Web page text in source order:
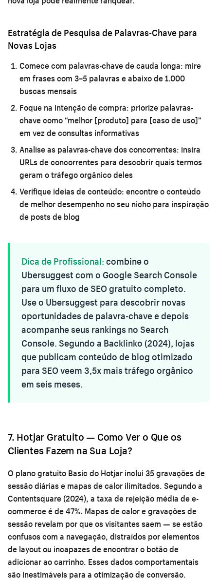
Estratégia de Pesquisa de Palavras-Chave para
Novas Lojas
Comece com palavras-chave de cauda longa: mire
em frases com 3–5 palavras e abaixo de 1.000
buscas mensais
Foque na intenção de compra: priorize palavras-
chave como “melhor [produto] para [caso de uso]”
em vez de consultas informativas
Analise as palavras-chave dos concorrentes: insira
URLs de concorrentes para descobrir quais termos
geram o tráfego orgânico deles
Verifique ideias de conteúdo: encontre o conteúdo
de melhor desempenho no seu nicho para inspiração
de posts de blog
Dica de Profissional: combine o
Ubersuggest com o Google Search Console
para um fluxo de SEO gratuito completo.
Use o Ubersuggest para descobrir novas
oportunidades de palavra-chave e depois
acompanhe seus rankings no Search
Console. Segundo a Backlinko (2024), lojas
que publicam conteúdo de blog otimizado
para SEO veem 3,5x mais tráfego orgânico
em seis meses.
7. Hotjar Gratuito — Como Ver o Que os
Clientes Fazem na Sua Loja?
O plano gratuito Basic do Hotjar inclui 35 gravações de
sessão diárias e mapas de calor ilimitados. Segundo a
Contentsquare (2024), a taxa de rejeição média de e-
commerce é de 47%. Mapas de calor e gravações de
sessão revelam por que os visitantes saem — se estão
confusos com a navegação, distraídos por elementos
de layout ou incapazes de encontrar o botão de
adicionar ao carrinho. Esses dados comportamentais
são inestimáveis para a otimização de conversão.